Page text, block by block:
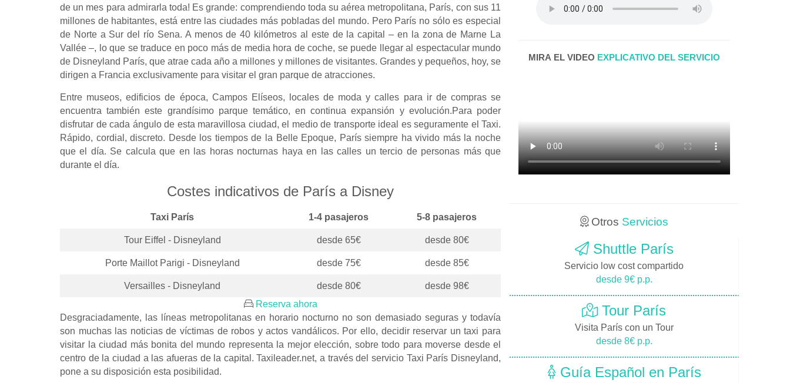
de un mes para admirarla toda! Es grande: comprendiendo toda su aérea metropolitana, París, con sus 11
millones de habitantes, está entre las ciudades más pobladas del mundo. Pero París no sólo es especial
de Norte a Sur del río Sena. A menos de 40 kilómetros al este de la capital – en la zona de Marne La
Vallée –, lo que se traduce en poco más de media hora de coche, se puede llegar al espectacular mundo
de Disneyland París, que atrae cada año a millones y millones de visitantes. Grandes y pequeños, hoy, se
dirigen a Francia exclusivamente para visitar el gran parque de atracciones.
Entre museos, edificios de época, Campos Elíseos, locales de moda y calles para ir de compras se
encuentra también este grandísimo parque temático, en continua expansión y evolución.Para poder
disfrutar de cada ángulo de esta maravillosa ciudad, el medio de transporte ideal es seguramente el Taxi.
Rápido, cordial, discreto. Desde los tiempos de la Belle Epoque, París siempre ha vivido más la noche
que el día. Se calcula que en las horas nocturnas haya en las calles un tercio de personas más que
durante el día.
Costes indicativos de París a Disney
Taxi París 1-4 pasajeros 5-8 pasajeros
Tour Eiffel - Disneyland desde 65€ desde 80€
Porte Maillot Parigi - Disneyland desde 75€ desde 85€
Versailles - Disneyland desde 80€
desde 98€
Reserva ahora
Desgraciadamente, las líneas metropolitanas en horario nocturno no son demasiado seguras y todavía
son muchas las noticias de víctimas de robos y actos vandálicos. Por ello, decidir reservar un taxi para
visitar la ciudad más bonita del mundo representa la mejor elección, sobre todo para moverse desde el
centro de la ciudad a las afueras de la capital. Taxileader.net, a través del servicio Taxi París Disneyland,
pone a su disposición esta posibilidad.
MIRA EL VIDEO EXPLICATIVO DEL SERVICIO
Otros Servicios
Shuttle París
Servicio low cost compartido
desde 9€ p.p.
Tour París
Visita París con un Tour
desde 8€ p.p.
Guía Español en París